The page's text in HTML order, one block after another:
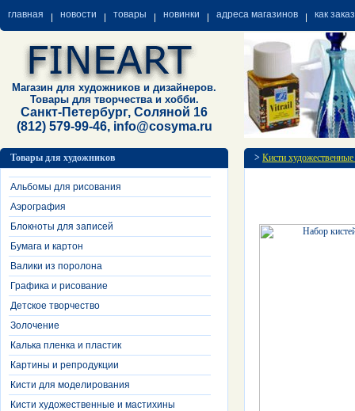
главная новости товары новинки адреса магазинов как
Магазин для художников и дизайнеров.
Товары для творчества и хобби.
Санкт-Петербург, Соляной 16
(812) 579-99-46, info@cosyma.ru
Товары для художников
Альбомы для рисования
Аэрография
Блокноты для записей
Бумага и картон
Валики из поролона
Графика и рисование
Детское творчество
Золочение
Калька пленка и пластик
Картины и репродукции
Кисти для моделирования
Кисти художественные и мастихины
> Кисти